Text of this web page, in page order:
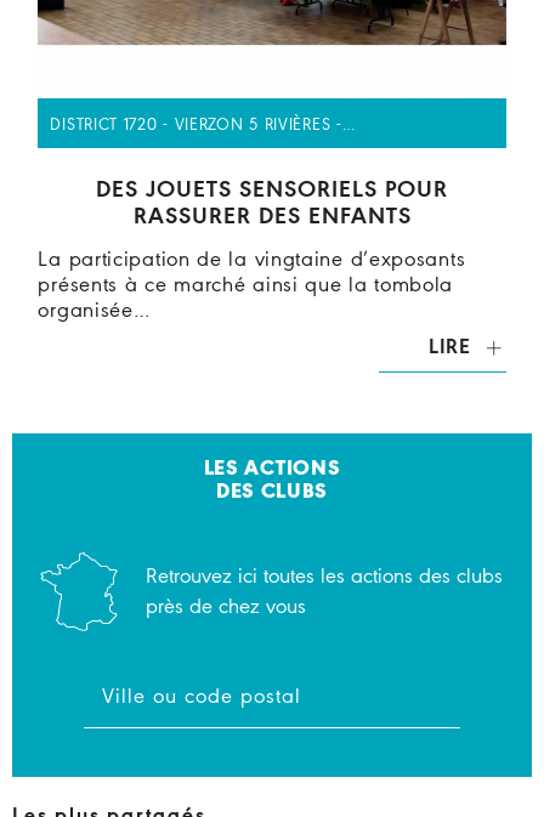
DISTRICT 1720 - VIERZON 5 RIVIÈRES -…
DES JOUETS SENSORIELS POUR
RASSURER DES ENFANTS
La participation de la vingtaine d’exposants
présents à ce marché ainsi que la tombola
organisée…
LIRE
LES ACTIONS
DES CLUBS
Retrouvez ici toutes les actions des clubs
près de chez vous